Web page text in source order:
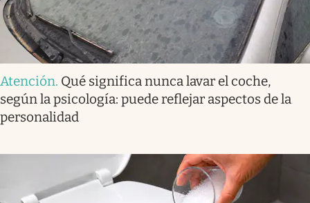
Atención. Qué significa nunca lavar el coche,
según la psicología: puede reflejar aspectos de la
personalidad